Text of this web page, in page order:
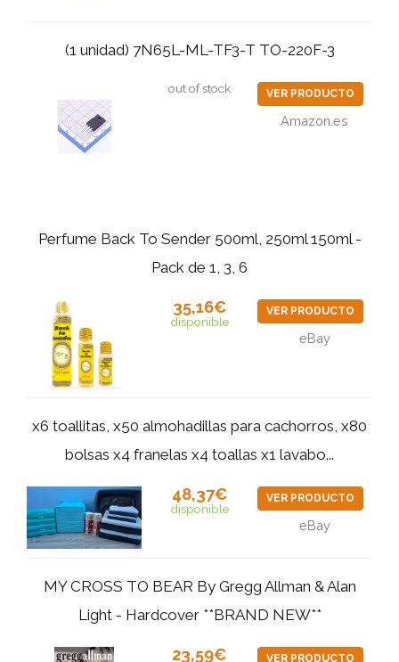
(1 unidad) 7N65L-ML-TF3-T TO-220F-3
out of stock VER PRODUCTO
Amazon.es
Perfume Back To Sender 500ml, 250ml 150ml -
Pack de 1, 3, 6
35,16€
disponible
VER PRODUCTO
eBay
x6 toallitas, x50 almohadillas para cachorros, x80
bolsas x4 franelas x4 toallas x1 lavabo...
48,37€
disponible
VER PRODUCTO
eBay
MY CROSS TO BEAR By Gregg Allman & Alan
Light - Hardcover **BRAND NEW**
23,59€ VER PRODUCTO